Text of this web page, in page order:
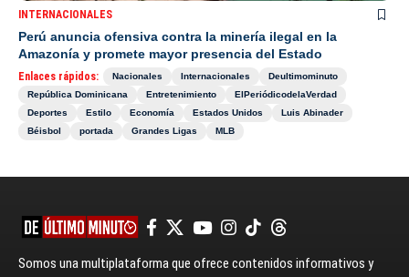
INTERNACIONALES
Perú anuncia ofensiva contra la minería ilegal en la
Amazonía y promete mayor presencia del Estado
Enlaces rápidos: Nacionales Internacionales
Deultimominuto
República Dominicana
Entretenimiento
ElPeriódicodelaVerdad
Deportes
Estilo Economía Estados Unidos
Luis Abinader
Béisbol
portada Grandes Ligas MLB
Somos una multiplataforma que ofrece contenidos informativos y